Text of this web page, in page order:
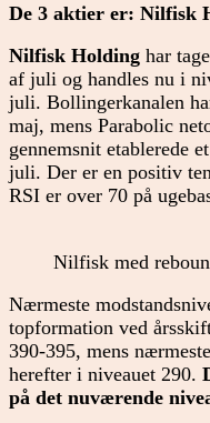
De 3 aktier er: Nilfisk
Nilfisk Holding har
af juli og handles nu i
juli. Bollingerkanalen
maj, mens Parabolic
gennemsnit etablerede
juli. Der er en positiv
RSI er over 70 på
Nilfisk med
Nærmeste
topformation ved
390-395, mens
herefter i niveauet 290.
på det nuværende